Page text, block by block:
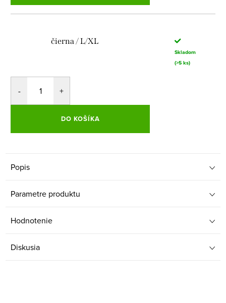
čierna / L/XL
Skladom
(>5 ks)
DO KOŠÍKA
Popis
Parametre produktu
Hodnotenie
Diskusia